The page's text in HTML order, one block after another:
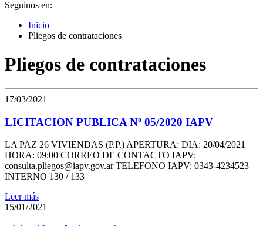
Seguinos en:
Inicio
Pliegos de contrataciones
Pliegos de contrataciones
17/03/2021
LICITACION PUBLICA Nº 05/2020 IAPV
LA PAZ 26 VIVIENDAS (P.P.) APERTURA: DIA: 20/04/2021
HORA: 09:00 CORREO DE CONTACTO IAPV:
consulta.pliegos@iapv.gov.ar TELEFONO IAPV: 0343-4234523
INTERNO 130 / 133
Leer más
15/01/2021